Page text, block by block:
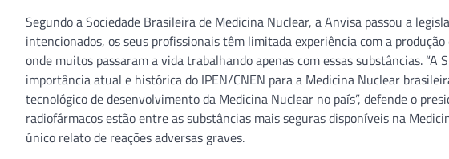
Segundo a Sociedade Brasileira de Medicina Nuclear, a Anvisa passou a
intencionados, os seus profissionais têm limitada experiência com a
onde muitos passaram a vida trabalhando apenas com essas substâncias.
importância atual e histórica do IPEN/CNEN para a Medicina Nuclear
tecnológico de desenvolvimento da Medicina Nuclear no país”, defende o
radiofármacos estão entre as substâncias mais seguras disponíveis na
único relato de reações adversas graves.